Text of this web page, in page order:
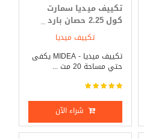
تكييف ميديا سمارت
كول 2.25 حصان بارد _
تكييف ميديا
تكييف ميديا - MIDEA يكفى
حتي مساحة 20 مت ...
شراء الآن